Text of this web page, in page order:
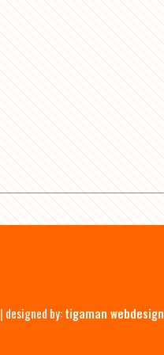
| designed by:tigaman webdesign